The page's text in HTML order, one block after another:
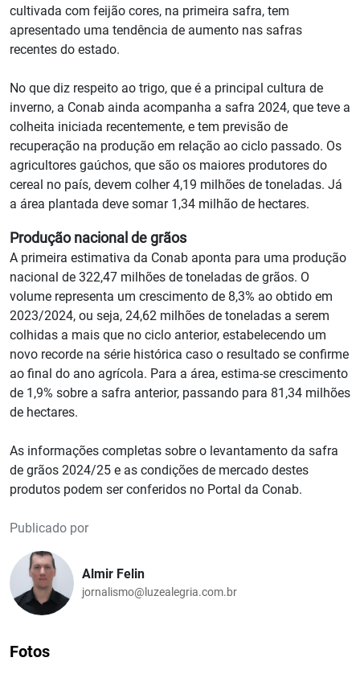
cultivada com feijão cores, na primeira safra, tem
apresentado uma tendência de aumento nas safras
recentes do estado.
No que diz respeito ao trigo, que é a principal cultura de
inverno, a Conab ainda acompanha a safra 2024, que teve a
colheita iniciada recentemente, e tem previsão de
recuperação na produção em relação ao ciclo passado. Os
agricultores gaúchos, que são os maiores produtores do
cereal no país, devem colher 4,19 milhões de toneladas. Já
a área plantada deve somar 1,34 milhão de hectares.
Produção nacional de grãos
A primeira estimativa da Conab aponta para uma produção
nacional de 322,47 milhões de toneladas de grãos. O
volume representa um crescimento de 8,3% ao obtido em
2023/2024, ou seja, 24,62 milhões de toneladas a serem
colhidas a mais que no ciclo anterior, estabelecendo um
novo recorde na série histórica caso o resultado se confirme
ao final do ano agrícola. Para a área, estima-se crescimento
de 1,9% sobre a safra anterior, passando para 81,34 milhões
de hectares.
As informações completas sobre o levantamento da safra
de grãos 2024/25 e as condições de mercado destes
produtos podem ser conferidos no Portal da Conab.
Publicado por
Almir Felin
jornalismo@luzealegria.com.br
Fotos